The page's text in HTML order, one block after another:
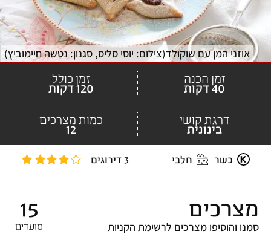
כשר חלבי 3 דירוגים
אוזני המן עם שוקולד(צילום: יוסי סליס, סגנון: נטשה חיימוביץ)
זמן הכנה
40 דקות
זמן כולל
120 דקות
דרגת קושי
בינונית
כמות מצרכים
12
מצרכים 15
סועדים סמנו והוסיפו מצרכים לרשימת הקניות